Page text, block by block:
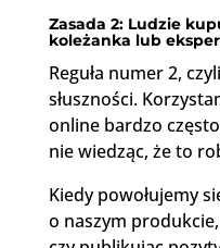
Zasada 2: Ludzie
koleżanka lub
Reguła numer 2,
słuszności.
online bardzo
nie wiedząc, że to
Kiedy powołujemy
o naszym